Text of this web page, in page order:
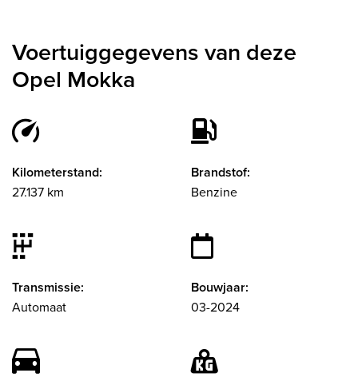
Voertuiggegevens van deze
Opel Mokka
Kilometerstand:
27.137 km
Brandstof:
Benzine
Transmissie:
Automaat
Bouwjaar:
03-2024